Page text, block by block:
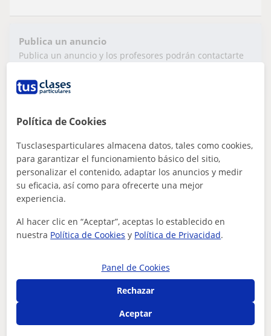
Publica un anuncio
Publica un anuncio y los profesores podrán contactarte
12€/h 1ª clase gratis
Nagore
Santurtzi, Ortuella, Portugal...
Estudiante de Educación Primaria se
primaria hasta bachillerato
Soy estudiante de magisterio y llevo dando clases a
alumnos de diferentes edades desde hace 3 años. Tengo
Política de Cookies
Tusclasesparticulares almacena datos, tales como cookies,
para garantizar el funcionamiento básico del sitio,
personalizar el contenido, adaptar los anuncios y medir
su eficacia, así como para ofrecerte una mejor
experiencia.
Al hacer clic en “Aceptar”, aceptas lo establecido en
nuestra Política de Cookies y Política de Privacidad.
Panel de Cookies
Rechazar
Aceptar